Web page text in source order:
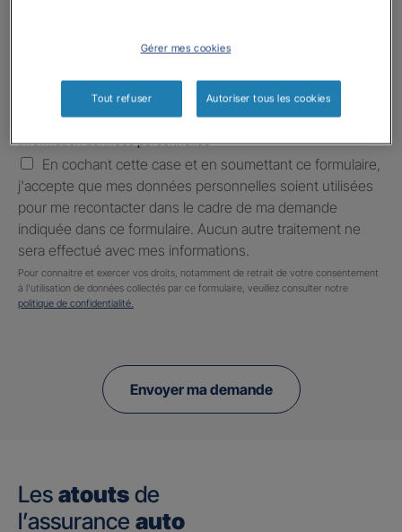
Information données personnelles*
En cochant cette case et en soumettant ce formulaire,
j'accepte que mes données personnelles soient utilisées
pour me recontacter dans le cadre de ma demande
indiquée dans ce formulaire. Aucun autre traitement ne
sera effectué avec mes informations.
Pour connaitre et exercer vos droits, notamment de retrait de votre consentement
à l'utilisation de données collectés par ce formulaire, veuillez consulter notre
politique de confidentialité.
Envoyer ma demande
Les atouts de
l’assurance auto
Gérer mes cookies
Tout refuser Autoriser tous les cookies